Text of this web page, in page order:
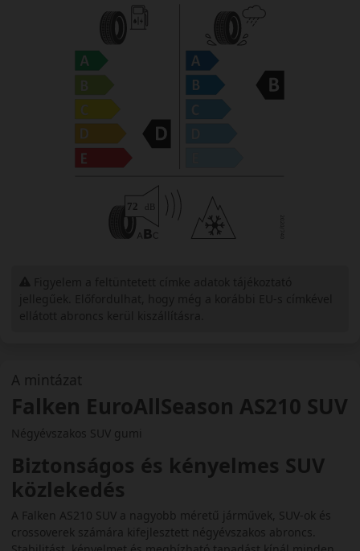
A mintázat
Falken EuroAllSeason AS210 SUV
Négyévszakos SUV gumi
Biztonságos és kényelmes SUV
közlekedés
A Falken AS210 SUV a nagyobb méretű járművek, SUV‑ok és
crossoverek számára kifejlesztett négyévszakos abroncs.